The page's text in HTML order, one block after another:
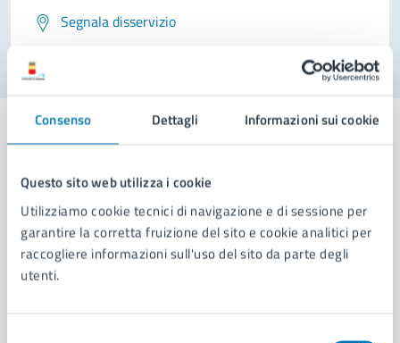
Consenso Dettagli Informazioni sui cookie
Questo sito web utilizza i cookie
Utilizziamo cookie tecnici di navigazione e di sessione per
garantire la corretta fruizione del sito e cookie analitici per
raccogliere informazioni sull'uso del sito da parte degli
utenti.
Segnala disservizio
Comune di Napoli
AMMINISTRAZIONE
Aree amministrative